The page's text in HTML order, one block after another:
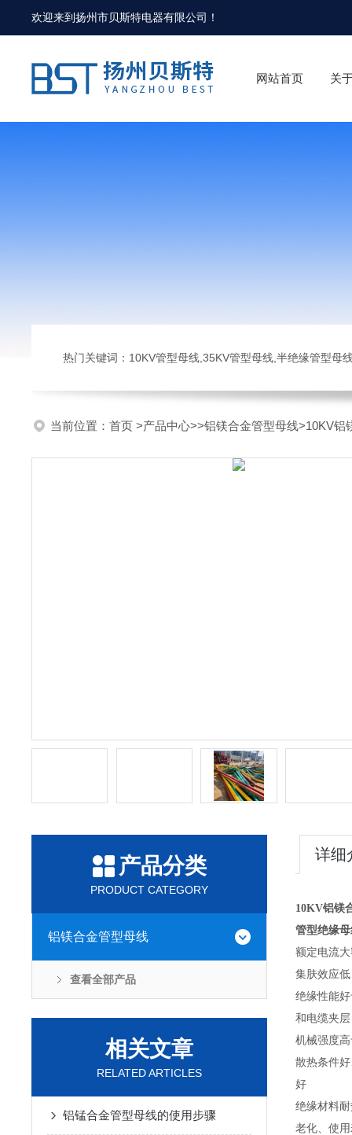
欢迎来到扬州市贝斯特电器有限公司 ！
网站首页 关
热门关键词：10KV管型母线,35KV管型母线,半绝缘管型母
当前位置： 首页 >产品中心>>铝镁合金管型母线>10KV铝
产品分类
PRODUCT CATEGORY
铝镁合金管型母线
查看全部产品
相关文章
RELATED ARTICLES
铝锰合金管型母线的使用步骤
详细
10KV铝镁
管型绝缘
额定电流
集肤效应
绝缘性能
和电缆夹层
机械强度
散热条件
好
绝缘材料
老化、使